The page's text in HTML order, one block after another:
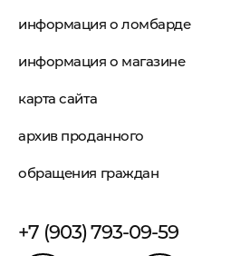
информация о ломбарде
информация о магазине
карта сайта
архив проданного
обращения граждан
+7 (903) 793-09-59